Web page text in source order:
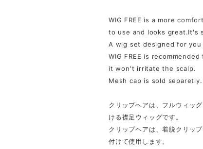
WIG FREE is a more
to use and looks great.It's
A wig set designed for
WIG FREE is
it won't irritate the scalp.
Mesh cap is sold
クリップヘアは、フルウィッ
ける襟足ウィッグです。
クリップヘアは、着脱クリッ
付けて使用します。